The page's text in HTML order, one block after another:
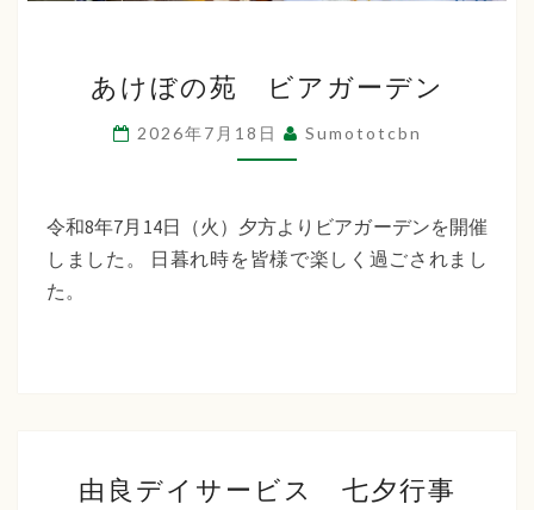
け
ぼ
の
ビ
ア
あけぼの苑 ビアガーデン
2026年7月18日 Sumototcbn
令和8年7月14日（火）夕方よりビアガーデンを開催
しました。 日暮れ時を皆様で楽しく過ごされまし
た。
良
由良デイサービス 七夕行事